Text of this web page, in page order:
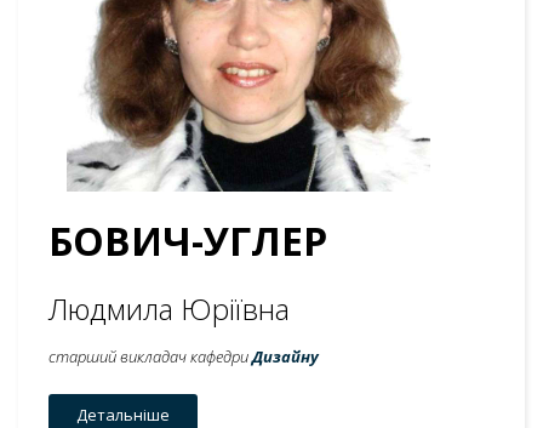
БОВИЧ-УГЛЕР
Людмила Юріївна
старший викладач кафедриДизайну
Детальніше